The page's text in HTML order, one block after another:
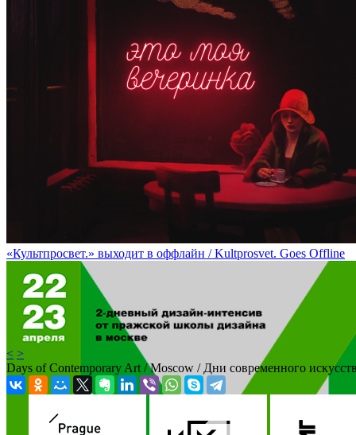
Десятый поэтический моноспектакль Ксении Деменковой /
«Культпросвет.» выходит в оффлайн / Kultprosvet. Goes Offline
< >
Days of Contemporary Art / Moscow / Дни современного